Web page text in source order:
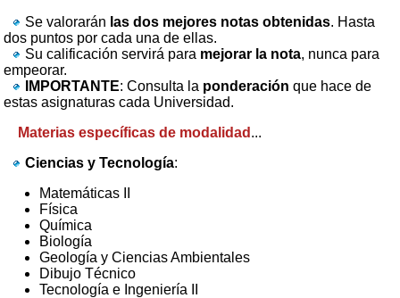
Se valorarán las dos mejores notas obtenidas. Hasta
dos puntos por cada una de ellas.
Su calificación servirá para mejorar la nota, nunca para
empeorar.
IMPORTANTE: Consulta la ponderación que hace de
estas asignaturas cada Universidad.
Materias específicas de modalidad ...
Ciencias y Tecnología:
Matemáticas II
Física
Química
Biología
Geología y Ciencias Ambientales
Dibujo Técnico
Tecnología e Ingeniería II